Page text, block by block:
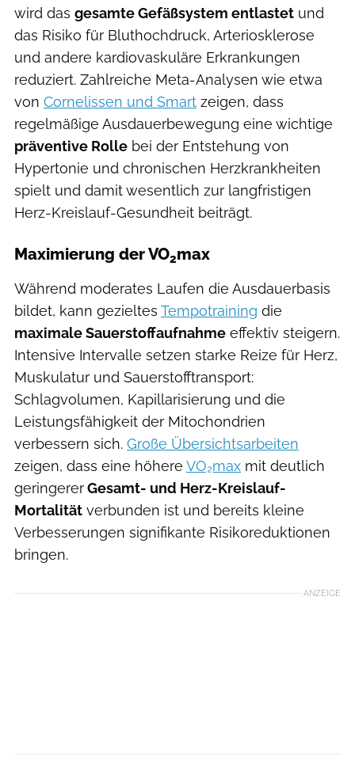
wird das gesamte Gefäßsystem entlastet und
das Risiko für Bluthochdruck, Arteriosklerose
und andere kardiovaskuläre Erkrankungen
reduziert. Zahlreiche Meta-Analysen wie etwa
von Cornelissen und Smart zeigen, dass
regelmäßige Ausdauerbewegung eine wichtige
präventive Rolle bei der Entstehung von
Hypertonie und chronischen Herzkrankheiten
spielt und damit wesentlich zur langfristigen
Herz-Kreislauf-Gesundheit beiträgt.
Maximierung der VO2max
Während moderates Laufen die Ausdauerbasis
bildet, kann gezieltes Tempotraining die
maximale Sauerstoffaufnahme effektiv steigern.
Intensive Intervalle setzen starke Reize für Herz,
Muskulatur und Sauerstofftransport:
Schlagvolumen, Kapillarisierung und die
Leistungsfähigkeit der Mitochondrien
verbessern sich. Große Übersichtsarbeiten
zeigen, dass eine höhere VO₂max mit deutlich
geringererGesamt- und Herz-Kreislauf-
Mortalität verbunden ist und bereits kleine
Verbesserungen signifikante Risikoreduktionen
bringen.
ANZEIGE